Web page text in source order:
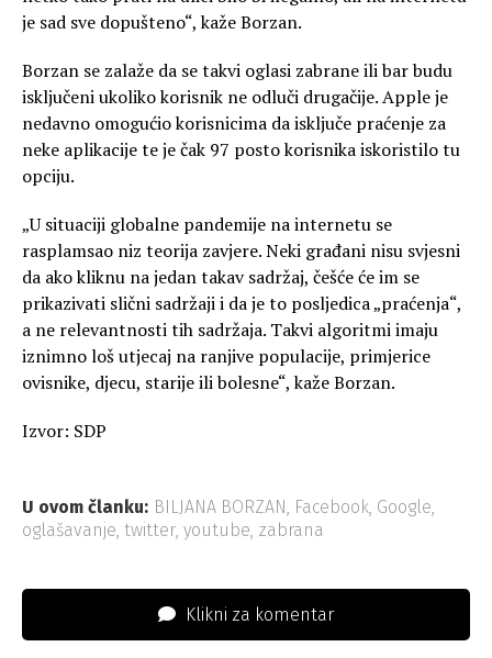
je sad sve dopušteno“, kaže Borzan.
Borzan se zalaže da se takvi oglasi zabrane ili bar budu
isključeni ukoliko korisnik ne odluči drugačije. Apple je
nedavno omogućio korisnicima da isključe praćenje za
neke aplikacije te je čak 97 posto korisnika iskoristilo tu
opciju.
„U situaciji globalne pandemije na internetu se
rasplamsao niz teorija zavjere. Neki građani nisu svjesni
da ako kliknu na jedan takav sadržaj, češće će im se
prikazivati slični sadržaji i da je to posljedica „praćenja“,
a ne relevantnosti tih sadržaja. Takvi algoritmi imaju
iznimno loš utjecaj na ranjive populacije, primjerice
ovisnike, djecu, starije ili bolesne“, kaže Borzan.
Izvor: SDP
U ovom članku: BILJANA BORZAN Facebook Google
oglašavanje twitter youtube zabrana
Klikni za komentar